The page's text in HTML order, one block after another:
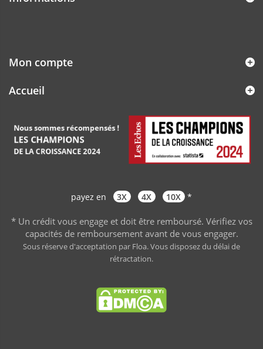
Mon compte
Accueil
payez en 3X 4X 10X *
* Un crédit vous engage et doit être remboursé. Vérifiez vos
capacités de remboursement avant de vous engager.
Sous réserve d'acceptation par Floa. Vous disposez du délai de
rétractation.